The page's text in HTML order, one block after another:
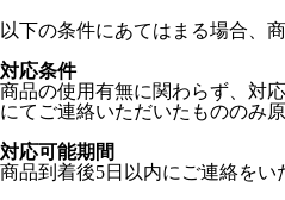
以下の条件にあてはまる場合、
対応条件
商品の使用有無に関わらず、対
にてご連絡いただいたもののみ
対応可能期間
商品到着後5日以内にご連絡をい